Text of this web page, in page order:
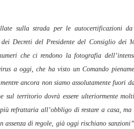
sulla strada per le autocertificazioni
Decreti del Presidente del Consiglio
che ci rendono la fotografia
a oggi, che ha visto un Comando
ancora non siamo assolutamente fuori
sul territorio dovrà essere ulteriormente
più refrattaria all’obbligo di restare a casa,
assenza di regole, già oggi rischiano